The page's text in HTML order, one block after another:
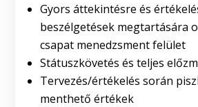
Gyors áttekintésre és
beszélgetések megtartására
csapat menedzsment felület
Státuszkövetés és teljes
Tervezés/értékelés során
menthető értékek